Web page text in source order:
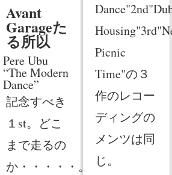
Picnic
Time"の３
作のレコー
ディングの
メンツは同
じ。
Avant
Garageた
る所以
Pere Ubu
“The Modern
Dance”
記念すべき
１st。どこ
まで走るの
か・・・・・。